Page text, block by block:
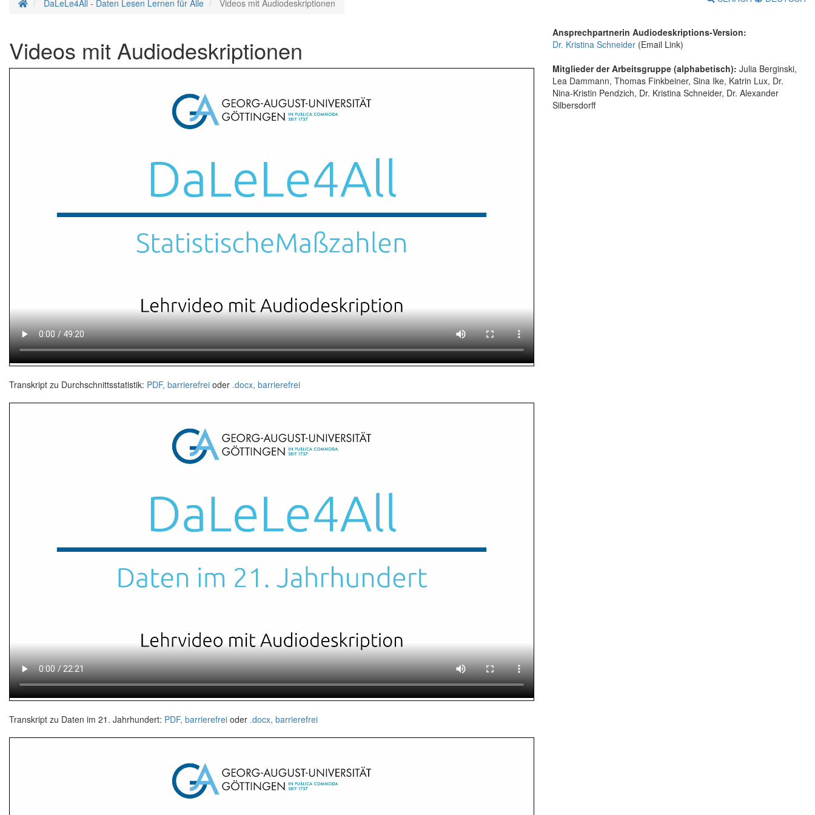
Homepage
DaLeLe4All - Daten Lesen Lernen für Alle Videos mit Audiodeskriptionen
Videos mit Audiodeskriptionen
Transkript zu Durchschnittsstatistik: PDF, barrierefrei oder .docx, barrierefrei
Transkript zu Daten im 21. Jahrhundert: PDF, barrierefrei oder .docx, barrierefrei
Ansprechpartnerin Audiodeskriptions-Version:
Dr. Kristina Schneider (Email Link)
Mitglieder der Arbeitsgruppe (alphabetisch): Julia Berginski,
Lea Dammann, Thomas Finkbeiner, Sina Ike, Katrin Lux, Dr.
Nina-Kristin Pendzich, Dr. Kristina Schneider, Dr. Alexander
Silbersdorff